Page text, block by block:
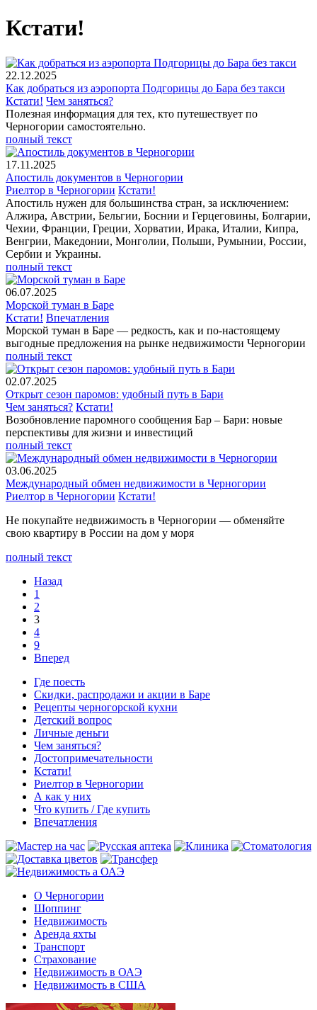
Кстати!
22.12.2025
Как добраться из аэропорта Подгорицы до Бара без такси
Кстати! Чем заняться?
Полезная информация для тех, кто путешествует по
Черногории самостоятельно.
полный текст
17.11.2025
Апостиль документов в Черногории
Риелтор в Черногории Кстати!
Апостиль нужен для большинства стран, за исключением:
Алжира, Австрии, Бельгии, Боснии и Герцеговины, Болгарии,
Чехии, Франции, Греции, Хорватии, Ирака, Италии, Кипра,
Венгрии, Македонии, Монголии, Польши, Румынии, России,
Сербии и Украины.
полный текст
06.07.2025
Морской туман в Баре
Кстати! Впечатления
Морской туман в Баре — редкость, как и по-настоящему
выгодные предложения на рынке недвижимости Черногории
полный текст
02.07.2025
Открыт сезон паромов: удобный путь в Бари
Чем заняться? Кстати!
Возобновление паромного сообщения Бар – Бари: новые
перспективы для жизни и инвестиций
полный текст
03.06.2025
Международный обмен недвижимости в Черногории
Риелтор в Черногории Кстати!
Не покупайте недвижимость в Черногории — обменяйте
свою квартиру в России на дом у моря
полный текст
Назад
1
2
3
4
9
Вперед
Где поесть
Скидки, распродажи и акции в Баре
Рецепты черногорской кухни
Детский вопрос
Личные деньги
Чем заняться?
Достопримечательности
Кстати!
Риелтор в Черногории
А как у них
Что купить / Где купить
Впечатления
О Черногории
Шоппинг
Недвижимость
Аренда яхты
Транспорт
Страхование
Недвижимость в ОАЭ
Недвижимость в США